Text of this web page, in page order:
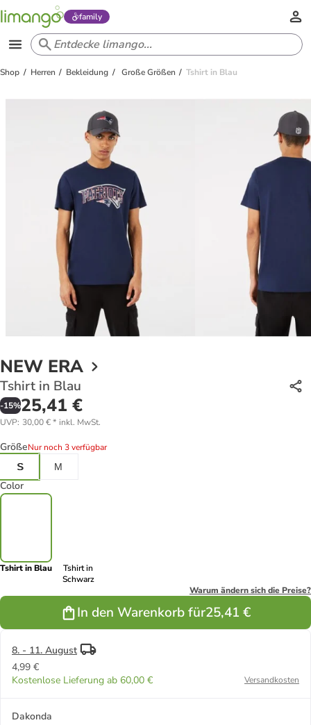
family
Shop Herren Bekleidung Große Größen Tshirt in Blau
NEW ERA
Tshirt in Blau
-15%25,41 €
UVP: 30,00 €* inkl. MwSt.
GrößeNur noch 3 verfügbar
S
M
Color
Tshirt in Blau
Tshirt in
Schwarz
Warum ändern sich die Preise?
In den Warenkorb für25,41 €
8. - 11. August
4,99 €
Kostenlose Lieferung ab 60,00 €
Versandkosten
Dakonda